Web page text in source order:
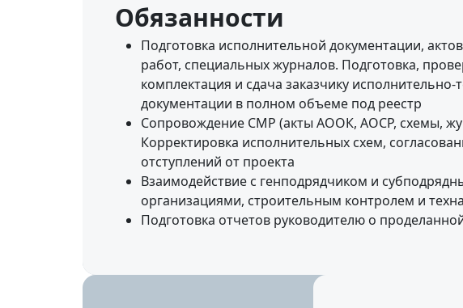
Обязанности
Подготовка исполнительной документации,
работ, специальных журналов. Подготовка,
комплектация и сдача заказчику исполнительно-
документации в полном объеме под реестр
Сопровождение СМР (акты АООК, АОСР, схемы,
Корректировка исполнительных схем,
отступлений от проекта
Взаимодействие с генподрядчиком и
организациями, строительным контролем и
Подготовка отчетов руководителю о